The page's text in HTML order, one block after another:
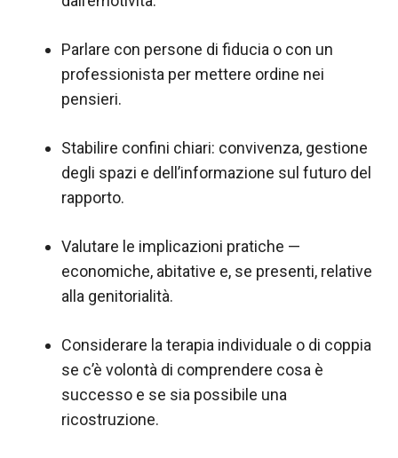
Parlare con persone di fiducia o con un
professionista per mettere ordine nei
pensieri.
Stabilire confini chiari: convivenza, gestione
degli spazi e dell’informazione sul futuro del
rapporto.
Valutare le implicazioni pratiche —
economiche, abitative e, se presenti, relative
alla genitorialità.
Considerare la terapia individuale o di coppia
se c’è volontà di comprendere cosa è
successo e se sia possibile una
ricostruzione.